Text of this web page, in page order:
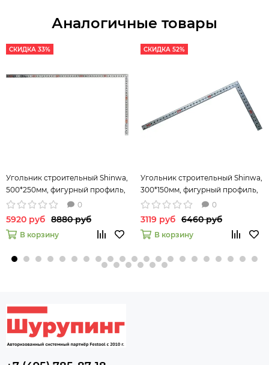
Аналогичные товары
СКИДКА 33%
Угольник строительный Shinwa,
500*250мм, фигурный профиль,
0
5920 руб 8880 руб
В корзину
СКИДКА 52%
Угольник строительный Shinwa,
300*150мм, фигурный профиль,
отсчёт нижней шкалы - от
наружнего угла
0
3119 руб 6460 руб
В корзину